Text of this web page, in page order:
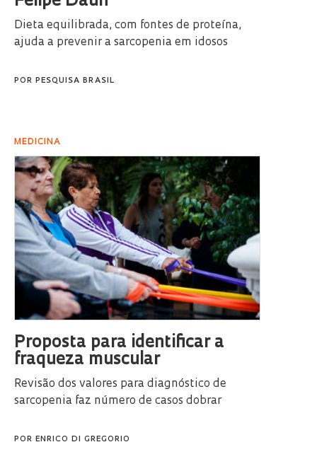
Dieta equilibrada, com fontes de proteína,
ajuda a prevenir a sarcopenia em idosos
POR PESQUISA BRASIL
MEDICINA
Proposta para identificar a
fraqueza muscular
Revisão dos valores para diagnóstico de
sarcopenia faz número de casos dobrar
POR ENRICO DI GREGORIO